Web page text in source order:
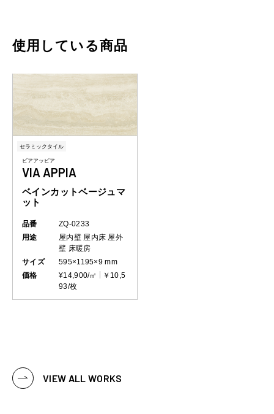
使用している商品
セラミックタイル
ビアアッピア
VIA APPIA
ベインカットベージュマ
ット
品番
ZQ-0233
用途
屋内壁 屋内床 屋外
壁 床暖房
サイズ
595×1195×9 mm
価格
¥14,900/㎡
￥10,5
93/枚
VIEW ALL WORKS